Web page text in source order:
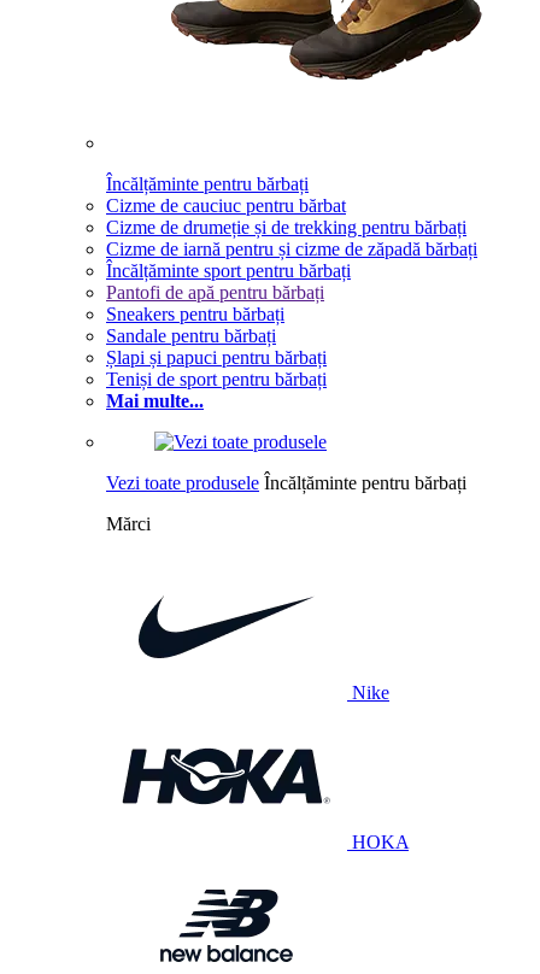
Încălțăminte pentru bărbați
Cizme de cauciuc pentru bărbat
Cizme de drumeție și de trekking pentru bărbați
Cizme de iarnă pentru și cizme de zăpadă bărbați
Încălțăminte sport pentru bărbați
Pantofi de apă pentru bărbați
Sneakers pentru bărbați
Sandale pentru bărbați
Șlapi și papuci pentru bărbați
Teniși de sport pentru bărbați
Mai multe...
Vezi toate produsele Încălțăminte pentru bărbați
Mărci
Nike
HOKA